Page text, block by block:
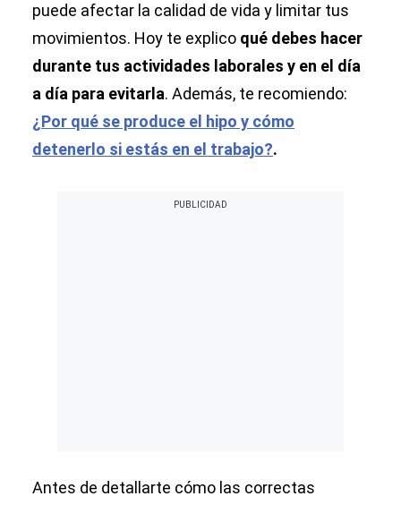
puede afectar la calidad de vida y limitar tus
movimientos. Hoy te explico qué debes hacer
durante tus actividades laborales y en el día
a día para evitarla. Además, te recomiendo:
¿Por qué se produce el hipo y cómo
detenerlo si estás en el trabajo?.
Antes de detallarte cómo las correctas